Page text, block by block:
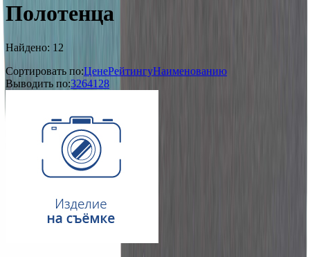
Полотенца
Найдено: 12
Сортировать по:ЦенеРейтингуНаименованию
Выводить по:3264128